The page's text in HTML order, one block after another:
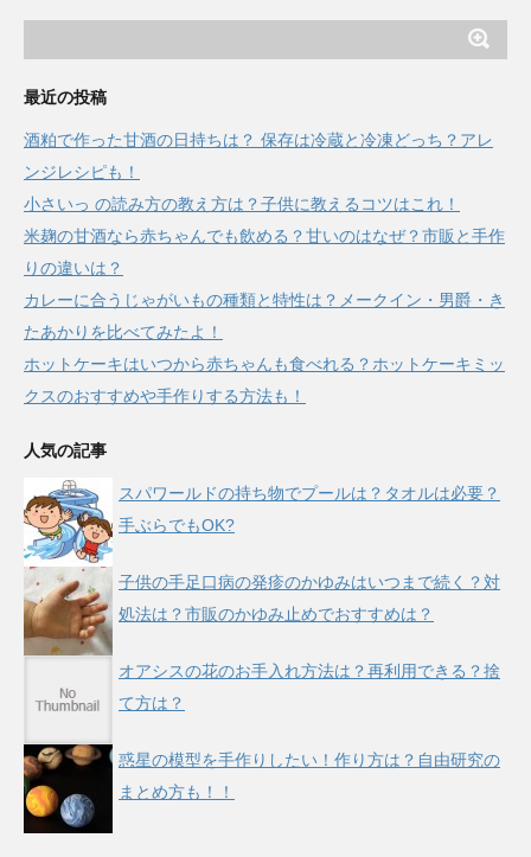
最近の投稿
酒粕で作った甘酒の日持ちは？ 保存は冷蔵と冷凍どっち？アレ
ンジレシピも！
小さいっ の読み方の教え方は？子供に教えるコツはこれ！
米麹の甘酒なら赤ちゃんでも飲める？甘いのはなぜ？市販と手作
りの違いは？
カレーに合うじゃがいもの種類と特性は？メークイン・男爵・き
たあかりを比べてみたよ！
ホットケーキはいつから赤ちゃんも食べれる？ホットケーキミッ
クスのおすすめや手作りする方法も！
人気の記事
スパワールドの持ち物でプールは？タオルは必要？
手ぶらでもOK?
子供の手足口病の発疹のかゆみはいつまで続く？対
処法は？市販のかゆみ止めでおすすめは？
オアシスの花のお手入れ方法は？再利用できる？捨
て方は？
惑星の模型を手作りしたい！作り方は？自由研究の
まとめ方も！！